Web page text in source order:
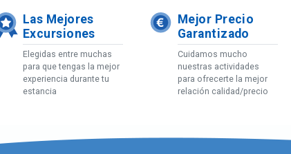
Las Mejores
Excursiones
Elegidas entre muchas
para que tengas la mejor
experiencia durante tu
estancia
Mejor Precio
Garantizado
Cuidamos mucho
nuestras actividades
para ofrecerte la mejor
relación calidad/precio